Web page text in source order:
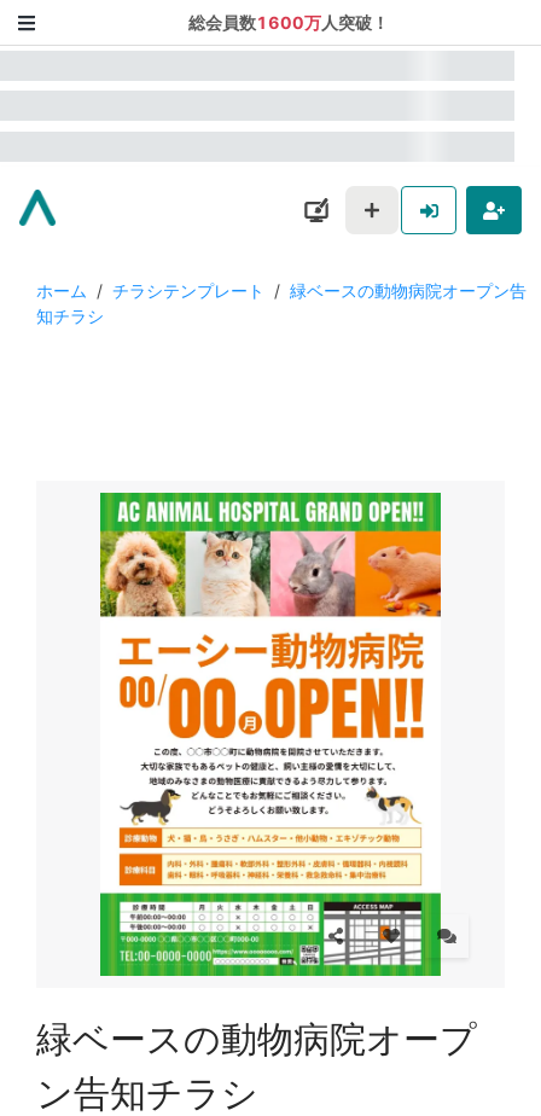
総会員数1600万人突破！
ホーム / チラシテンプレート / 緑ベースの動物病院オープン告
知チラシ
緑ベースの動物病院オープ
ン告知チラシ